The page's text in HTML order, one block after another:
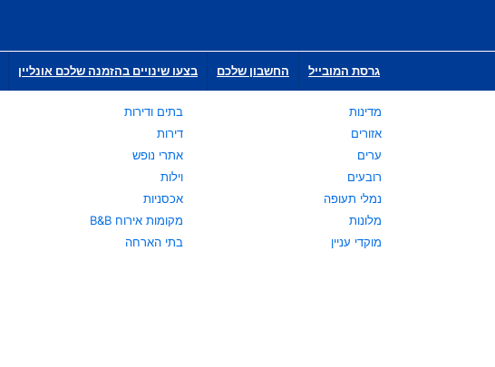
גרסת המובייל החשבון שלכם בצעו שינויים בהזמנה שלכם אונליין
מדינות
אזורים
ערים
רובעים
נמלי תעופה
מלונות
מוקדי עניין
בתים ודירות
דירות
אתרי נופש
וילות
אכסניות
מקומות אירוח B&B
בתי הארחה